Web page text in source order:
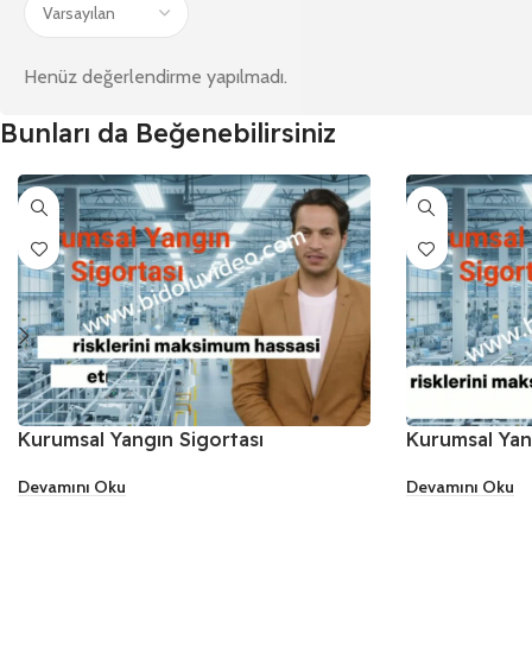
Henüz değerlendirme yapılmadı.
Bunları da Beğenebilirsiniz
Kurumsal Yangın Sigortası
Devamını Oku
Kurumsal
Devamını Oku